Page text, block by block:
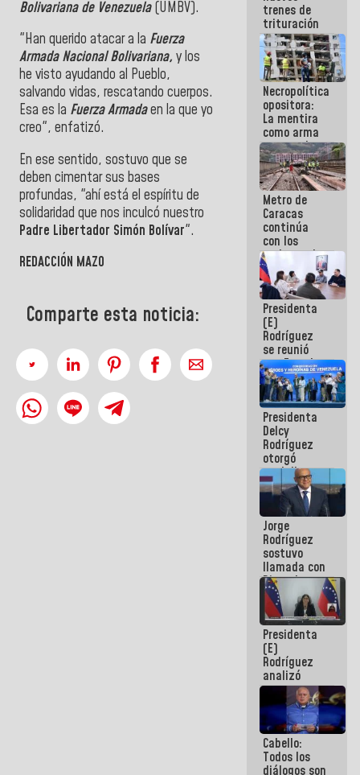
Bolivariana de Venezuela(UMBV).
"Han querido atacar a la Fuerza
Armada Nacional Bolivariana, y los
he visto ayudando al Pueblo,
salvando vidas, rescatando cuerpos.
Esa es la Fuerza Armadaen la que yo
creo", enfatizó.
En ese sentido, sostuvo que se
deben cimentar sus bases
profundas, "ahí está el espíritu de
solidaridad que nos inculcó nuestro
Padre Libertador Simón Bolívar".
REDACCIÓN MAZO
Comparte esta noticia:
trenes de
trituración
para
optimizar
manejo de
escombros
en La Guaira
Necropolítica
opositora:
La mentira
como arma
contra el
Pueblo
Metro de
Caracas
continúa
con los
trabajos de
mantenimiento
e inspección
en la Línea 2
Presidenta
(E)
Rodríguez
se reunió
con Estado
Mayor
Eléctrico
para
abordar
planes de
acción
Presidenta
Delcy
Rodríguez
otorgó
medalla
"Héroe de
Venezuela"
a servidores
públicos
Jorge
Rodríguez
sostuvo
llamada con
Dinorah
Figuera y
acuerdan
primer
encuentro
presencial
para el
diálogo
Presidenta
(E)
Rodríguez
analizó
junto a
gobernadores
planes de
recuperación
del Sistema
Eléctrico
Cabello:
Todos los
diálogos son